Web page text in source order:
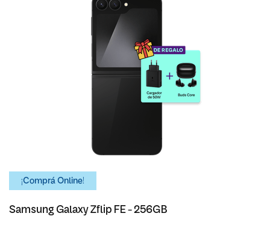
¡Comprá Online!
Samsung Galaxy Zflip FE - 256GB